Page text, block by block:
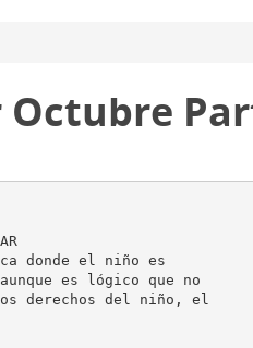
donde el niño es
es lógico que no
derechos del niño, el